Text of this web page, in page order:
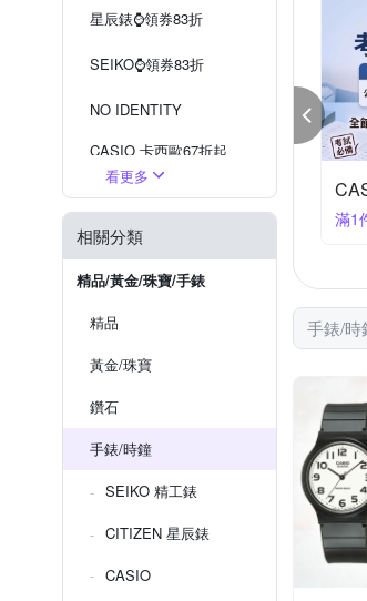
星辰錶⌚️領券83折
SEIKO⌚️領券83折
NO IDENTITY
CASIO 卡西歐67折起
現在流行『戒指錶』
SEIKO 掛鐘
WIRED 出清5折
看更多
相關分類
精品/黃金/珠寶/手錶
精品
黃金/珠寶
鑽石
手錶/時鐘
SEIKO 精工錶
CITIZEN 星辰錶
CASIO
卡西歐 超值搶購 結帳7折
滿1
手錶/時